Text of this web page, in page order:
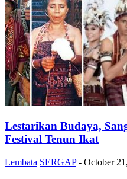
Lestarikan Budaya,
Festival Tenun Ikat
Lembata SERGAP - October